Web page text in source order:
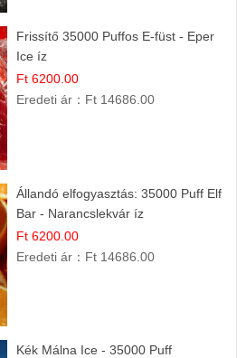
Frissítő 35000 Puffos E-füst - Eper
Ice íz
Ft 6200.00
Eredeti ár： Ft 14686.00
Állandó elfogyasztás: 35000 Puff Elf
Bar - Narancslekvár íz
Ft 6200.00
Eredeti ár： Ft 14686.00
Kék Málna Ice - 35000 Puff